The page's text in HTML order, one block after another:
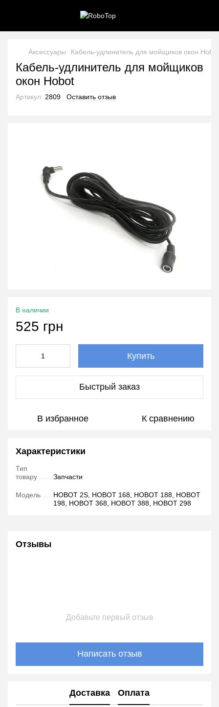
Аксессуары Кабель-удлинитель для мойщиков окон Hobot
Кабель-удлинитель для мойщиков
окон Hobot
Артикул: 2809 Оставить отзыв
В наличии
525 грн
Купить
Быстрый заказ
В избранное К сравнению
Характеристики
Тип
товару
Запчасти
Модель
HOBOT 2S, HOBOT 168, HOBOT 188, HOBOT
198, HOBOT 368, HOBOT 388, HOBOT 298
Отзывы
Добавьте первый отзыв
Написать отзыв
Доставка Оплата